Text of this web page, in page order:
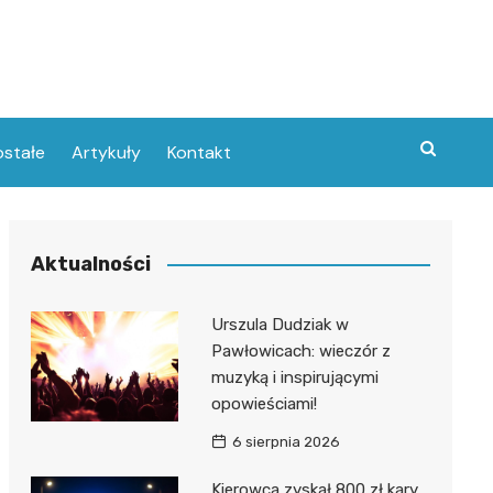
Artykuły Kontakt
Aktualności
Urszula Dudziak w
Pawłowicach: wieczór z
muzyką i inspirującymi
opowieściami!
6 sierpnia 2026